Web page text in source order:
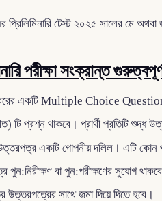
টেস্ট ২০২৫ সালের মে অথবা
পরীক্ষা সংক্রান্ত
একটি Multiple Choice Question
টি প্রশ্ন থাকবে। প্রার্থী প্রতিটি
একটি গোপনীয় দলিল। এটি কোন
পুন:নিরীক্ষণ বা পুন:পরীক্ষণের সুযোগ
উত্তরপত্রের সাথে জমা দিয়ে দিতে হবে।